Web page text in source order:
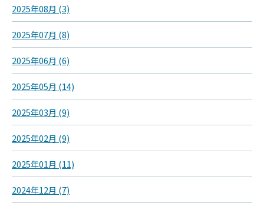
2025年08月 (3)
2025年07月 (8)
2025年06月 (6)
2025年05月 (14)
2025年03月 (9)
2025年02月 (9)
2025年01月 (11)
2024年12月 (7)